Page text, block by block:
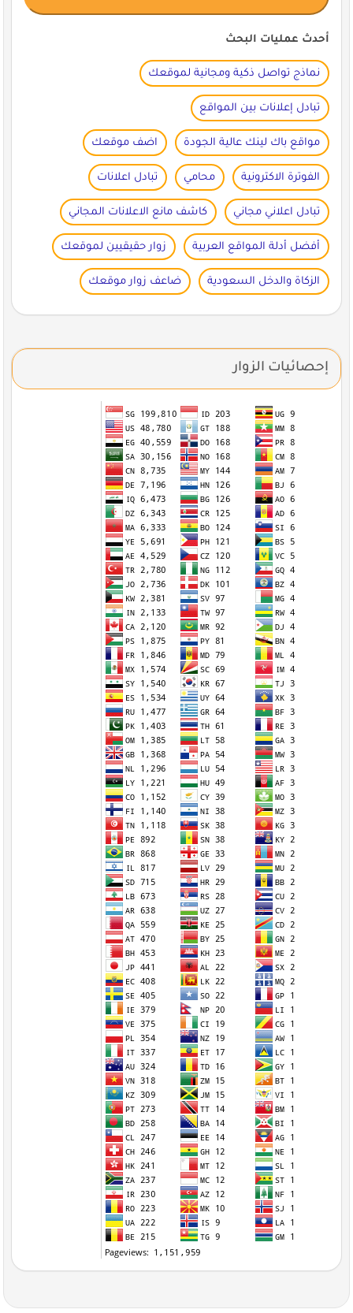
أحدث عمليات البحث
نماذج تواصل ذكية ومجانية لموقعك
تبادل إعلانات بين المواقع
مواقع باك لينك عالية الجودة اضف موقعك
الفوترة الاكترونية محامي تبادل اعلانات
تبادل اعلاني مجاني كاشف مانع الاعلانات المجاني
أفضل أدلة المواقع العربية زوار حقيقيين لموقعك
الزكاة والدخل السعودية ضاعف زوار موقعك
إحصائيات الزوار